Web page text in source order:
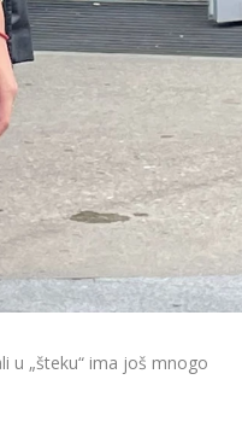
u „šteku“ ima još mnogo